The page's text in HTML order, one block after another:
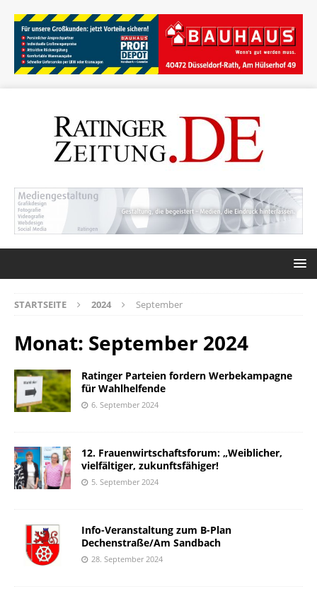
STARTSEITE 2024 September
Monat: September 2024
Ratinger Parteien fordern Werbekampagne
für Wahlhelfende
6. September 2024
12. Frauenwirtschaftsforum: „Weiblicher,
vielfältiger, zukunftsfähiger!
5. September 2024
Info-Veranstaltung zum B-Plan
Dechenstraße/Am Sandbach
28. September 2024